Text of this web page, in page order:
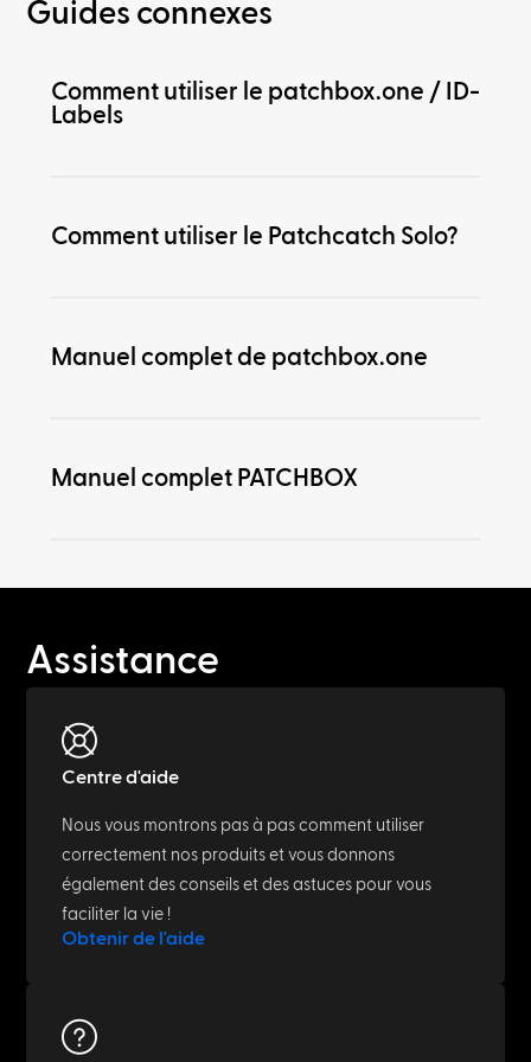
Guides connexes
Comment utiliser le patchbox.one / ID-
Labels
Comment utiliser le Patchcatch Solo?
Manuel complet de patchbox.one
Manuel complet PATCHBOX
Assistance
Centre d'aide
Nous vous montrons pas à pas comment utiliser
correctement nos produits et vous donnons
également des conseils et des astuces pour vous
faciliter la vie !
Obtenir de l'aide